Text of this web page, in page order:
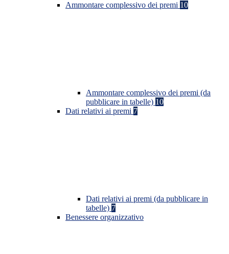
Ammontare complessivo dei premi 10
Ammontare complessivo dei premi (da
pubblicare in tabelle) 10
Dati relativi ai premi 7
Dati relativi ai premi (da pubblicare in
tabelle) 7
Benessere organizzativo